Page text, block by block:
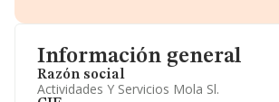
Información general
Razón social
Actividades Y Servicios Mola Sl.
Información oficial y registral